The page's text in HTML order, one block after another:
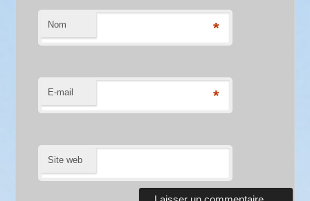
Nom *
E-mail *
Site web